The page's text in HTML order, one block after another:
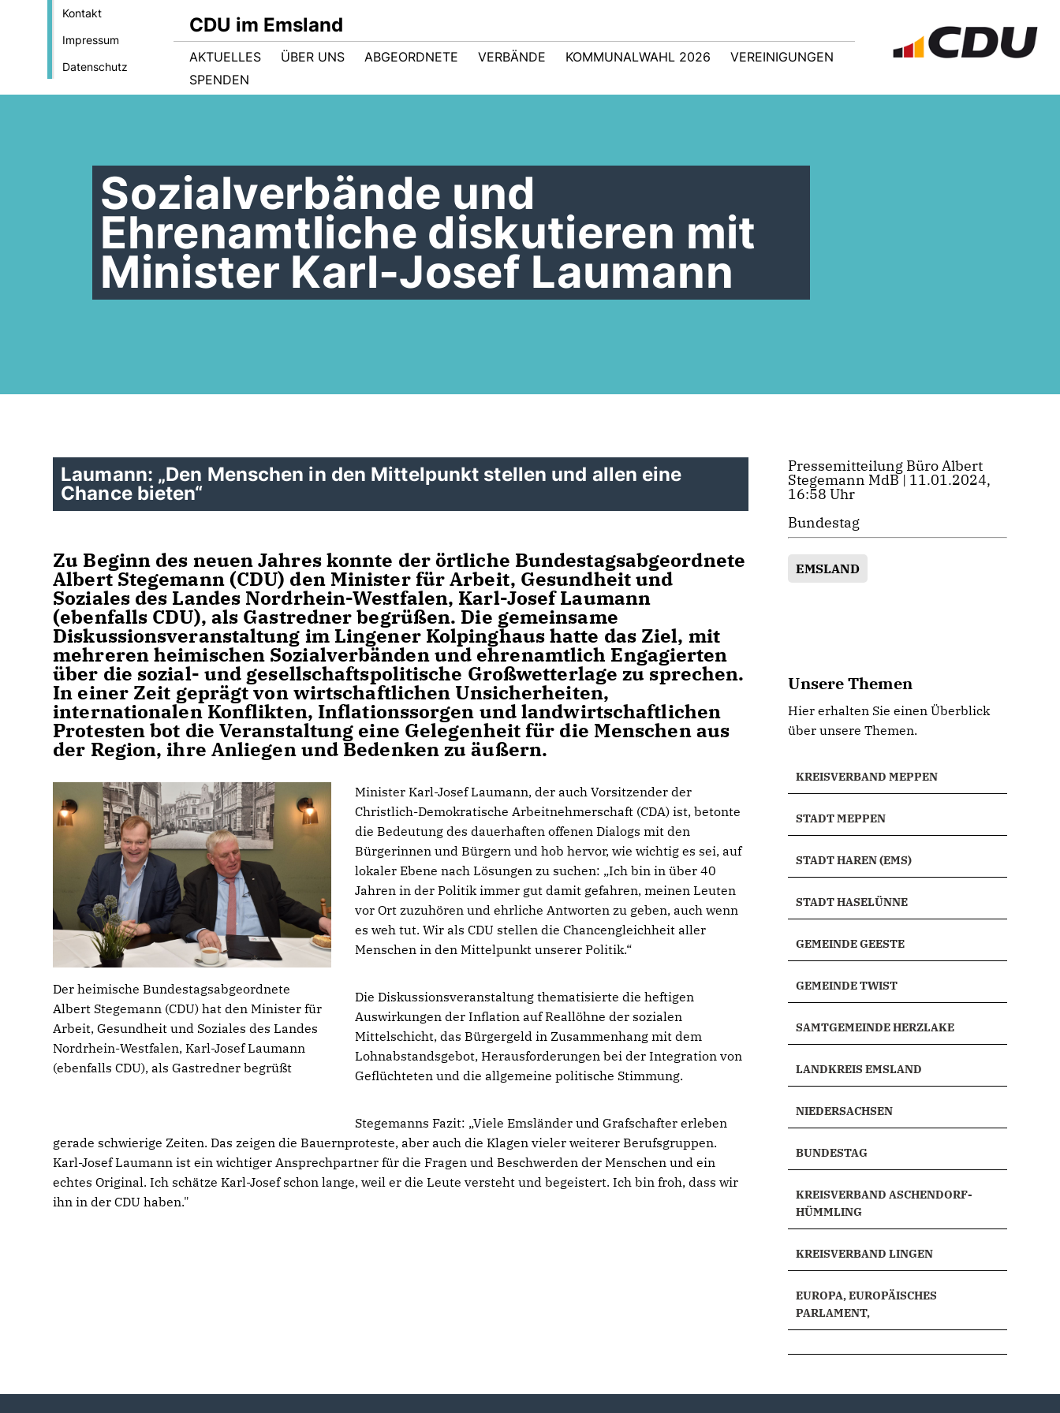
Kontakt
Impressum
Datenschutz
CDU im Emsland
AKTUELLES ÜBER UNS ABGEORDNETE VERBÄNDE KOMMUNALWAHL 2026
VEREINIGUNGEN
SPENDEN
Sozialverbände und
Ehrenamtliche diskutieren mit
Minister Karl-Josef Laumann
Laumann: „Den Menschen in den Mittelpunkt stellen und allen eine
Chance bieten“
Zu Beginn des neuen Jahres konnte der örtliche Bundestagsabgeordnete
Albert Stegemann (CDU) den Minister für Arbeit, Gesundheit und
Soziales des Landes Nordrhein-Westfalen, Karl-Josef Laumann
(ebenfalls CDU), als Gastredner begrüßen. Die gemeinsame
Diskussionsveranstaltung im Lingener Kolpinghaus hatte das Ziel, mit
mehreren heimischen Sozialverbänden und ehrenamtlich Engagierten
über die sozial- und gesellschaftspolitische Großwetterlage zu sprechen.
In einer Zeit geprägt von wirtschaftlichen Unsicherheiten,
internationalen Konflikten, Inflationssorgen und landwirtschaftlichen
Protesten bot die Veranstaltung eine Gelegenheit für die Menschen aus
der Region, ihre Anliegen und Bedenken zu äußern.
Der heimische Bundestagsabgeordnete
Albert Stegemann (CDU) hat den Minister für
Arbeit, Gesundheit und Soziales des Landes
Nordrhein-Westfalen, Karl-Josef Laumann
(ebenfalls CDU), als Gastredner begrüßt
Minister Karl-Josef Laumann, der auch Vorsitzender der
Christlich-Demokratische Arbeitnehmerschaft (CDA) ist, betonte
die Bedeutung des dauerhaften offenen Dialogs mit den
Bürgerinnen und Bürgern und hob hervor, wie wichtig es sei, auf
lokaler Ebene nach Lösungen zu suchen: „Ich bin in über 40
Jahren in der Politik immer gut damit gefahren, meinen Leuten
vor Ort zuzuhören und ehrliche Antworten zu geben, auch wenn
es weh tut. Wir als CDU stellen die Chancengleichheit aller
Menschen in den Mittelpunkt unserer Politik.“
Die Diskussionsveranstaltung thematisierte die heftigen
Auswirkungen der Inflation auf Reallöhne der sozialen
Mittelschicht, das Bürgergeld in Zusammenhang mit dem
Lohnabstandsgebot, Herausforderungen bei der Integration von
Geflüchteten und die allgemeine politische Stimmung.
Stegemanns Fazit: „Viele Emsländer und Grafschafter erleben
gerade schwierige Zeiten. Das zeigen die Bauernproteste, aber auch die Klagen vieler weiterer Berufsgruppen.
Karl-Josef Laumann ist ein wichtiger Ansprechpartner für die Fragen und Beschwerden der Menschen und ein
echtes Original. Ich schätze Karl-Josef schon lange, weil er die Leute versteht und begeistert. Ich bin froh, dass wir
ihn in der CDU haben."
Pressemitteilung Büro Albert
Stegemann MdB | 11.01.2024,
16:58 Uhr
Bundestag
EMSLAND
Unsere Themen
Hier erhalten Sie einen Überblick
über unsere Themen.
KREISVERBAND MEPPEN
STADT MEPPEN
STADT HAREN (EMS)
STADT HASELÜNNE
GEMEINDE GEESTE
GEMEINDE TWIST
SAMTGEMEINDE HERZLAKE
LANDKREIS EMSLAND
NIEDERSACHSEN
BUNDESTAG
KREISVERBAND ASCHENDORF-
HÜMMLING
KREISVERBAND LINGEN
EUROPA, EUROPÄISCHES
PARLAMENT,